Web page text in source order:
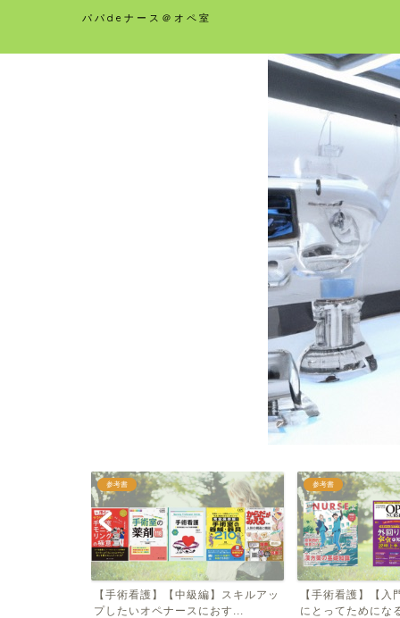
パパdeナース＠オペ室
【手術看護】【中級編】スキルアッ
プしたいオペナースにおす...
参考書
【手術看護】【入門編】オペナ
にとってためになる雑誌３...